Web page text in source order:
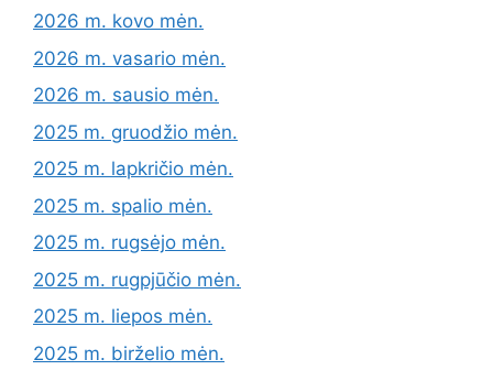
2026 m. kovo mėn.
2026 m. vasario mėn.
2026 m. sausio mėn.
2025 m. gruodžio mėn.
2025 m. lapkričio mėn.
2025 m. spalio mėn.
2025 m. rugsėjo mėn.
2025 m. rugpjūčio mėn.
2025 m. liepos mėn.
2025 m. birželio mėn.